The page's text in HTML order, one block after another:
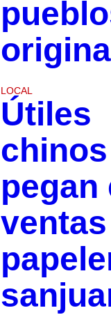
LOCAL
Útiles
chinos
pegan